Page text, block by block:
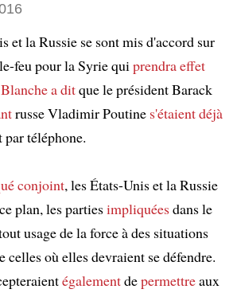
et la Russie se sont mis d'accord sur
feu pour la Syrie quiprendra effet
a ditque le président Barack
russe Vladimir Poutine s'étaient déjà
téléphone.
conjoint, les États-Unis et la Russie
plan, les partiesimpliquéesdans le
usage de la force à des situations
celles où elles devraient se défendre.
égalementdepermettreaux